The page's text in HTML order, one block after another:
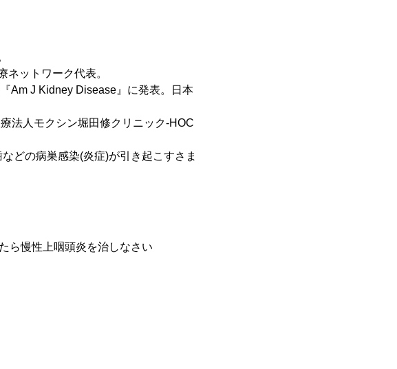
ネットワーク代表。
Am J Kidney Disease』に発表。日本
法人モクシン堀田修クリニック-HOC
どの病巣感染(炎症)が引き起こすさま
ら慢性上咽頭炎を治しなさい